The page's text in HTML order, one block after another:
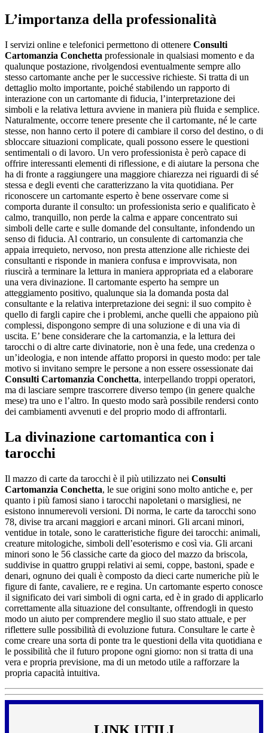
L’importanza della professionalità
I servizi online e telefonici permettono di ottenere Consulti
Cartomanzia Conchetta professionale in qualsiasi momento e da
qualunque postazione, rivolgendosi eventualmente sempre allo
stesso cartomante anche per le successive richieste. Si tratta di un
dettaglio molto importante, poiché stabilendo un rapporto di
interazione con un cartomante di fiducia, l’interpretazione dei
simboli e la relativa lettura avviene in maniera più fluida e semplice.
Naturalmente, occorre tenere presente che il cartomante, né le carte
stesse, non hanno certo il potere di cambiare il corso del destino, o di
sbloccare situazioni complicate, quali possono essere le questioni
sentimentali o di lavoro. Un vero professionista è però capace di
offrire interessanti elementi di riflessione, e di aiutare la persona che
ha di fronte a raggiungere una maggiore chiarezza nei riguardi di sé
stessa e degli eventi che caratterizzano la vita quotidiana. Per
riconoscere un cartomante esperto è bene osservare come si
comporta durante il consulto: un professionista serio e qualificato è
calmo, tranquillo, non perde la calma e appare concentrato sui
simboli delle carte e sulle domande del consultante, infondendo un
senso di fiducia. Al contrario, un consulente di cartomanzia che
appaia irrequieto, nervoso, non presta attenzione alle richieste dei
consultanti e risponde in maniera confusa e improvvisata, non
riuscirà a terminare la lettura in maniera appropriata ed a elaborare
una vera divinazione. Il cartomante esperto ha sempre un
atteggiamento positivo, qualunque sia la domanda posta dal
consultante e la relativa interpretazione dei segni: il suo compito è
quello di fargli capire che i problemi, anche quelli che appaiono più
complessi, dispongono sempre di una soluzione e di una via di
uscita. E’ bene considerare che la cartomanzia, e la lettura dei
tarocchi o di altre carte divinatorie, non è una fede, una credenza o
un’ideologia, e non intende affatto proporsi in questo modo: per tale
motivo si invitano sempre le persone a non essere ossessionate dai
Consulti Cartomanzia Conchetta, interpellando troppi operatori,
ma di lasciare sempre trascorrere diverso tempo (in genere qualche
mese) tra uno e l’altro. In questo modo sarà possibile rendersi conto
dei cambiamenti avvenuti e del proprio modo di affrontarli.
La divinazione cartomantica con i
tarocchi
Il mazzo di carte da tarocchi è il più utilizzato nei Consulti
Cartomanzia Conchetta, le sue origini sono molto antiche e, per
quanto i più famosi siano i tarocchi napoletani o marsigliesi, ne
esistono innumerevoli versioni. Di norma, le carte da tarocchi sono
78, divise tra arcani maggiori e arcani minori. Gli arcani minori,
ventidue in totale, sono le caratteristiche figure dei tarocchi: animali,
creature mitologiche, simboli dell’esoterismo e così via. Gli arcani
minori sono le 56 classiche carte da gioco del mazzo da briscola,
suddivise in quattro gruppi relativi ai semi, coppe, bastoni, spade e
denari, ognuno dei quali è composto da dieci carte numeriche più le
figure di fante, cavaliere, re e regina. Un cartomante esperto conosce
il significato dei vari simboli di ogni carta, ed è in grado di applicarlo
correttamente alla situazione del consultante, offrendogli in questo
modo un aiuto per comprendere meglio il suo stato attuale, e per
riflettere sulle possibilità di evoluzione futura. Consultare le carte è
come creare una sorta di ponte tra le questioni della vita quotidiana e
le possibilità che il futuro propone ogni giorno: non si tratta di una
vera e propria previsione, ma di un metodo utile a rafforzare la
propria capacità intuitiva.